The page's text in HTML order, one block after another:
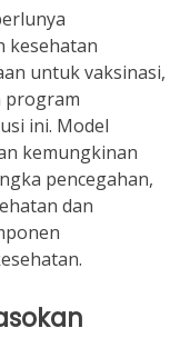
kesehatan
untuk vaksinasi,
program
ini. Model
kemungkinan
pencegahan,
dan